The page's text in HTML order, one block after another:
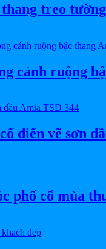
treo
cảnh ruộng
điển vẽ sơn
phố cổ mùa